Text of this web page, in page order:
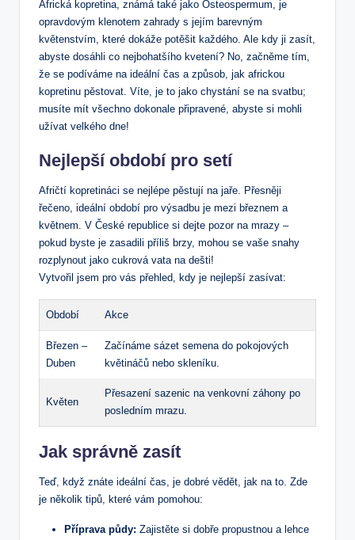
Africká kopretina, známá také jako Osteospermum, je
opravdovým klenotem zahrady s jejím barevným
květenstvím, které dokáže potěšit každého. Ale kdy ji zasít,
abyste dosáhli co nejbohatšího kvetení? No, začněme tím,
že se podíváme na ideální čas a způsob, jak africkou
kopretinu pěstovat. Víte, je to jako chystání se na svatbu;
musíte mít všechno dokonale připravené, abyste si mohli
užívat velkého dne!
Nejlepší období pro setí
Afričtí kopretináci se nejlépe pěstují na jaře. Přesněji
řečeno, ideální období pro výsadbu je mezi březnem a
květnem. V České republice si dejte pozor na mrazy –
pokud byste je zasadili příliš brzy, mohou se vaše snahy
rozplynout jako cukrová vata na dešti!
Vytvořil jsem pro vás přehled, kdy je nejlepší zasívat:
Období Akce
Březen –
Duben
Začínáme sázet semena do pokojových
květináčů nebo skleníku.
Květen
Přesazení sazenic na venkovní záhony po
posledním mrazu.
Jak správně zasít
Teď, když znáte ideální čas, je dobré vědět, jak na to. Zde
je několik tipů, které vám pomohou:
Příprava půdy: Zajistěte si dobře propustnou a lehce